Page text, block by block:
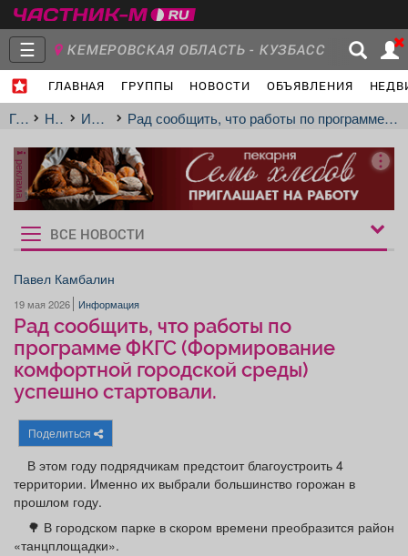
☰ КЕМЕРОВСКАЯ ОБЛАСТЬ - КУЗБАСС
МЕЖДУРЕЧЕНСК- Ваш город?
ГЛАВНАЯ ГРУППЫ НОВОСТИ ОБЪЯВЛЕНИЯ
Главная
Группы
Объявления Недвижимость Услуги
Работа
Афиша
Товары
ГлавнаяНовостиИнформацияРад сообщить, что работы по программе ФКГС (Формирование комфортной городской среды) успешно стартовали.
реклама
Рукбрики
новостей
ВСЕ НОВОСТИ
Павел Камбалин
19 мая 2026 Информация
Рад сообщить, что работы по
программе ФКГС (Формирование
комфортной городской среды)
успешно стартовали.
Поделиться
В этом году подрядчикам предстоит благоустроить 4
территории. Именно их выбрали большинство горожан в
прошлом году.
🌳 В городском парке в скором времени преобразится район
«танцплощадки».